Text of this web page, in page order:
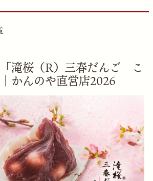
滝桜（R）三春だんご こ
かんのや直営店2026